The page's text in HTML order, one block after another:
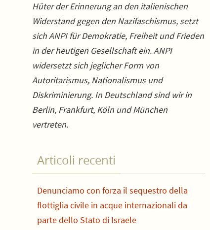
Hüter der Erinnerung an den italienischen
Widerstand gegen den Nazifaschismus, setzt
sich ANPI für Demokratie, Freiheit und Frieden
in der heutigen Gesellschaft ein. ANPI
widersetzt sich jeglicher Form von
Autoritarismus, Nationalismus und
Diskriminierung. In Deutschland sind wir in
Berlin, Frankfurt, Köln und München
vertreten.
Articoli recenti
Denunciamo con forza il sequestro della
flottiglia civile in acque internazionali da
parte dello Stato di Israele